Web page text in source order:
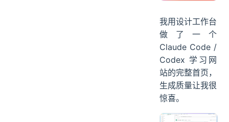
我用设计工作台
做了一个
Claude Code /
Codex 学习网
站的完整首页，
生成质量让我很
惊喜。